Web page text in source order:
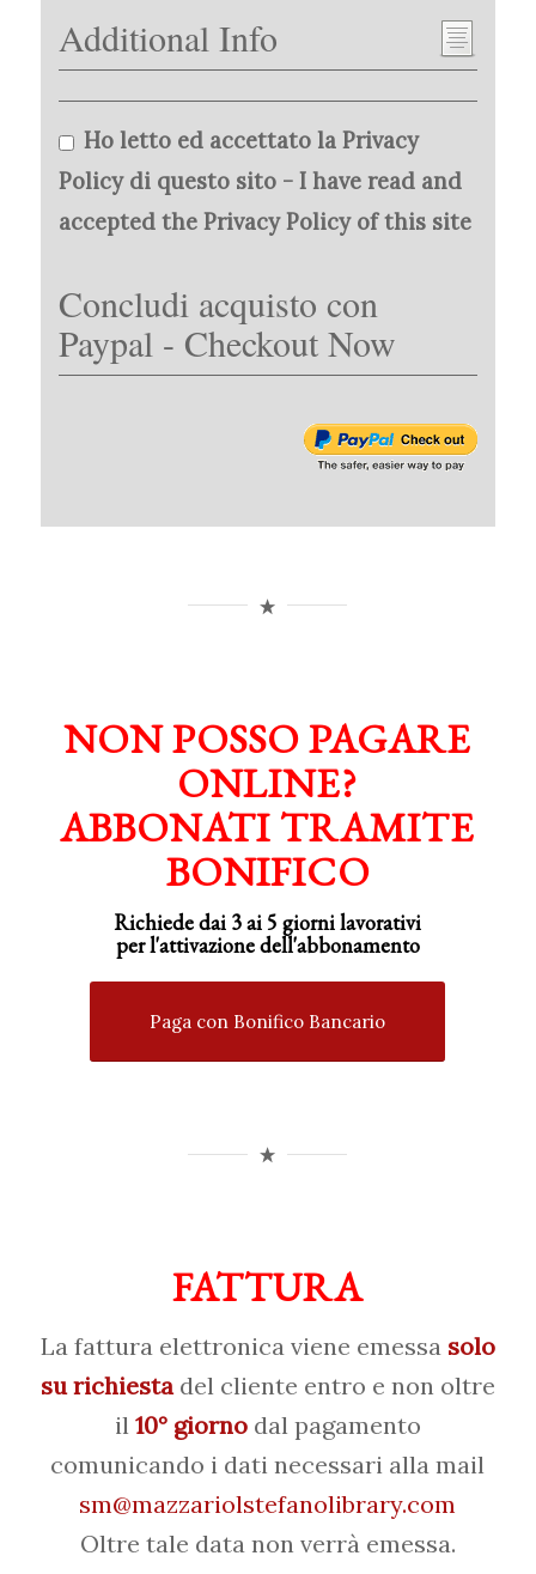
Additional Info
Ho letto ed accettato la Privacy
Policy di questo sito - I have read and
accepted the Privacy Policy of this site
Concludi acquisto con
Paypal - Checkout Now
NON POSSO PAGARE
ONLINE?
ABBONATI TRAMITE
BONIFICO
Richiede dai 3 ai 5 giorni lavorativi
perl'attivazionedell'abbonamento
Paga con Bonifico Bancario
FATTURA
La fattura elettronica viene emessasolo
su richiestadel cliente entro e non oltre
il 10° giornodal pagamento
comunicando i dati necessari alla mail
sm@mazzariolstefanolibrary.com
Oltre tale data non verrà emessa.